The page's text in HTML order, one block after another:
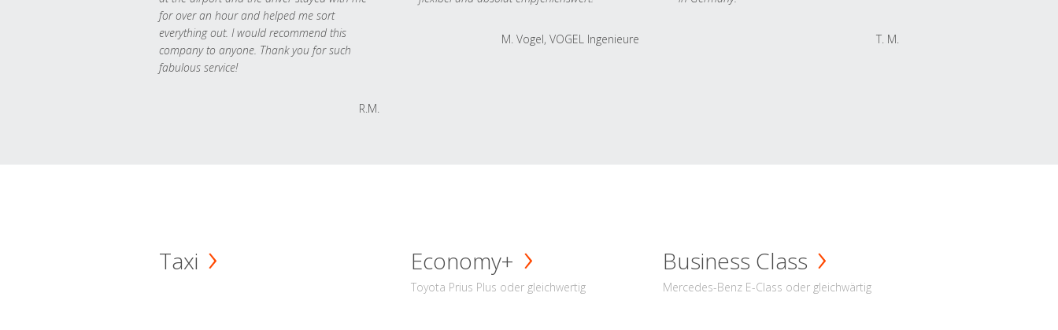
for over an hour and helped me sort
everything out. I would recommend this
company to anyone. Thank you for such
fabulous service!
R.M.
M. Vogel, VOGEL Ingenieure T. M.
Taxi Economy+
Toyota Prius Plus oder gleichwertig
Business Class
Mercedes-Benz E-Class oder gleichwärtig